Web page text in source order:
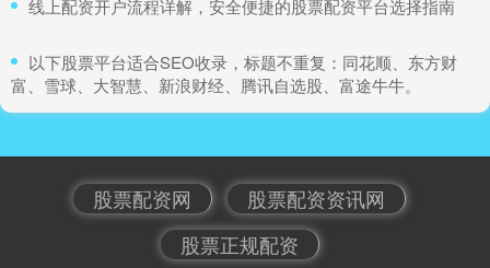
​线上配资开户流程详解，安全便捷的股票配资平台选择指南
​以下股票平台适合SEO收录，标题不重复：同花顺、东方财
富、雪球、大智慧、新浪财经、腾讯自选股、富途牛牛。
股票配资网
股票配资资讯网
股票正规配资